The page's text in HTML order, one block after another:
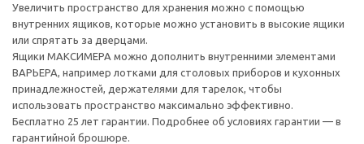
Увеличить пространство для хранения можно с помощью
внутренних ящиков, которые можно установить в высокие ящики
или спрятать за дверцами.
Ящики МАКСИМЕРА можно дополнить внутренними элементами
ВАРЬЕРА, например лотками для столовых приборов и кухонных
принадлежностей, держателями для тарелок, чтобы
использовать пространство максимально эффективно.
Бесплатно 25 лет гарантии. Подробнее об условиях гарантии — в
гарантийной брошюре.